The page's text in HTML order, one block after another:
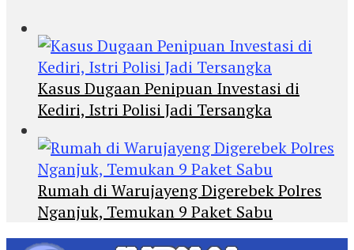
Kasus Dugaan Penipuan Investasi di
Kediri, Istri Polisi Jadi Tersangka
Rumah di Warujayeng Digerebek Polres
Nganjuk, Temukan 9 Paket Sabu